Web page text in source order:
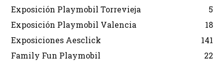
Exposición Playmobil Torrevieja
5
Exposición Playmobil Valencia
18
Exposiciones Aesclick
141
Family Fun Playmobil
22